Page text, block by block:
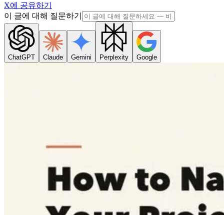
X에 공유하기
이 글에 대해 질문하기
ChatGPT Claude Gemini Perplexity Google